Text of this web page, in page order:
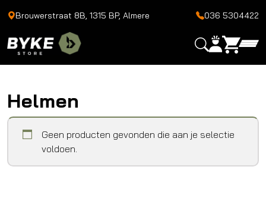
Brouwerstraat 8B, 1315 BP, Almere 036 5304422
Helmen
Geen producten gevonden die aan je selectie
voldoen.